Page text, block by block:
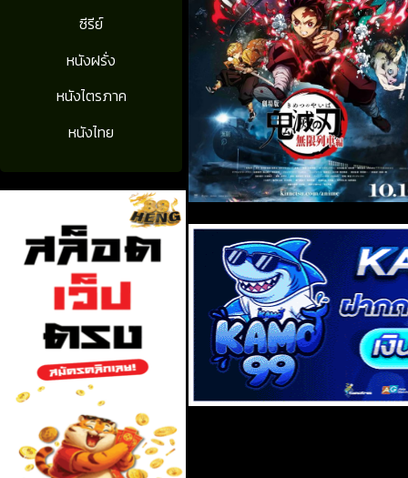
ซีรีย์
หนังฝรั่ง
หนังไตรภาค
หนังไทย